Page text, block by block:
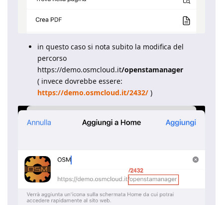
in questo caso si nota subito la modifica del
percorso
https://demo.osmcloud.it/openstamanager
( invece dovrebbe essere:
https://demo.osmcloud.it/2432/ )